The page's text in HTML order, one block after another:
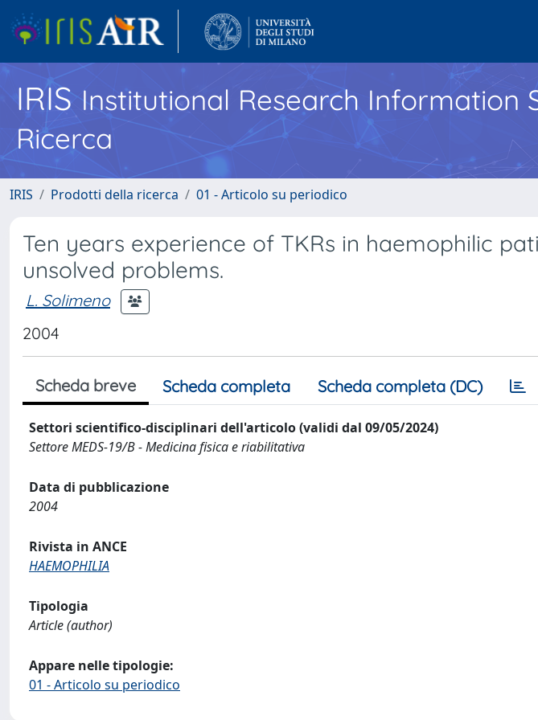
IRISInstitutional Research Information
Ricerca
IRIS Prodotti della ricerca 01 - Articolo su periodico
Ten years experience of TKRs in haemophilic
unsolved problems.
L. Solimeno
2004
Scheda breve Scheda completa Scheda completa (DC)
Settori scientifico-disciplinari dell'articolo (validi dal 09/05/2024)
Settore MEDS-19/B - Medicina fisica e riabilitativa
Data di pubblicazione
2004
Rivista in ANCE
HAEMOPHILIA
Tipologia
Article (author)
Appare nelle tipologie:
01 - Articolo su periodico